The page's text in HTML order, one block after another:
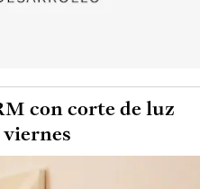
con corte de luz